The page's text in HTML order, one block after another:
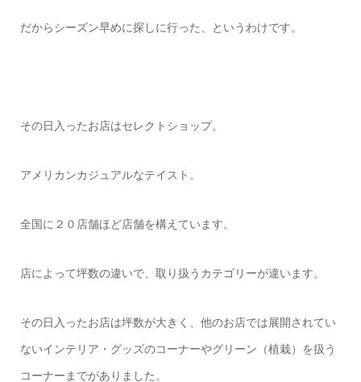
だからシーズン早めに探しに行った、というわけです。
その日入ったお店はセレクトショップ。
アメリカンカジュアルなテイスト。
全国に２０店舗ほど店舗を構えています。
店によって坪数の違いで、取り扱うカテゴリーが違います。
その日入ったお店は坪数が大きく、他のお店では展開されてい
ないインテリア・グッズのコーナーやグリーン（植栽）を扱う
コーナーまでがありました。